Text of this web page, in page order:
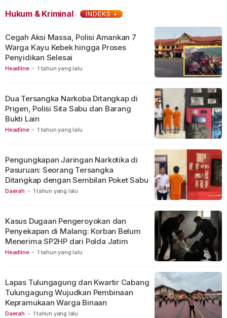
Hukum & Kriminal INDEKS +
Headline - 1 tahun yang lalu
Cegah Aksi Massa, Polisi Amankan 7
Warga Kayu Kebek hingga Proses
Penyidikan Selesai
Headline - 1 tahun yang lalu
Dua Tersangka Narkoba Ditangkap di
Prigen, Polisi Sita Sabu dan Barang
Bukti Lain
Daerah - 1 tahun yang lalu
Pengungkapan Jaringan Narkotika di
Pasuruan: Seorang Tersangka
Ditangkap dengan Sembilan Poket Sabu
Headline - 1 tahun yang lalu
Kasus Dugaan Pengeroyokan dan
Penyekapan di Malang: Korban Belum
Menerima SP2HP dari Polda Jatim
Daerah - 1 tahun yang lalu
Lapas Tulungagung dan Kwartir Cabang
Tulungagung Wujudkan Pembinaan
Kepramukaan Warga Binaan